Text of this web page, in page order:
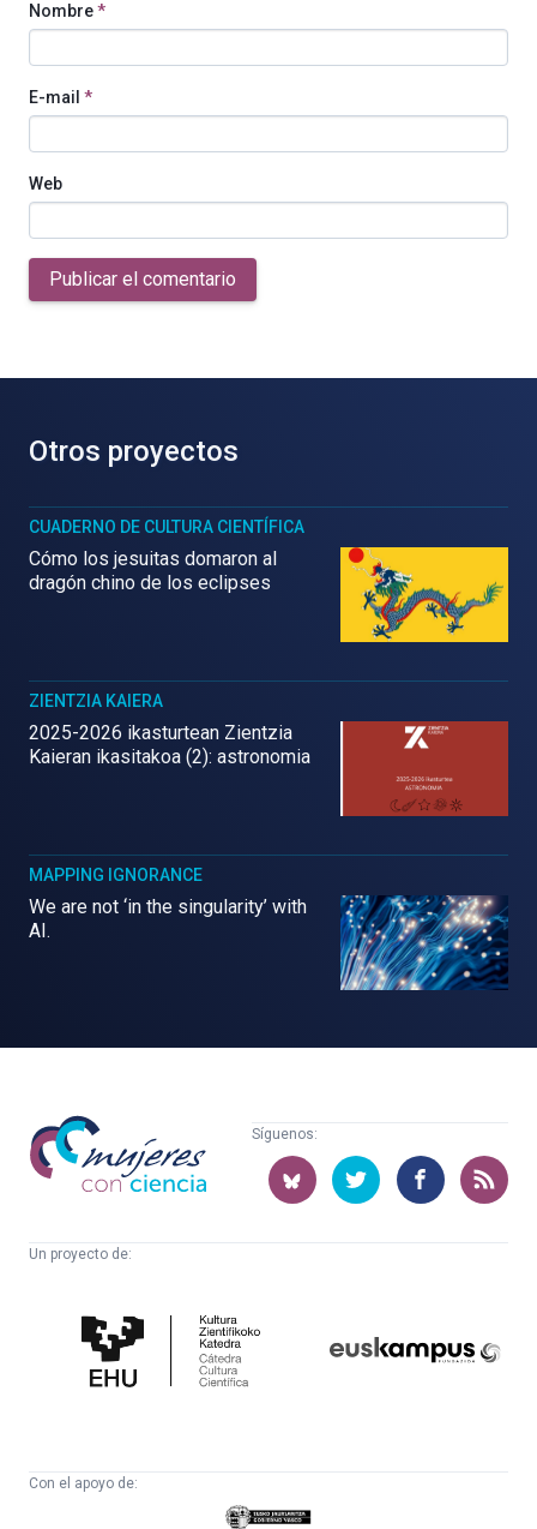
Nombre*
E-mail *
Web
Publicar el comentario
Otros proyectos
CUADERNO DE CULTURA CIENTÍFICA
Cómo los jesuitas domaron al
dragón chino de los eclipses
ZIENTZIA KAIERA
2025-2026 ikasturtean Zientzia
Kaieran ikasitakoa (2): astronomia
MAPPING IGNORANCE
We are not ‘in the singularity’ with
AI.
Mujeres
con
ciencia
Síguenos:
Un proyecto de:
Cultura
Científica
Con el apoyo de:
Eusko